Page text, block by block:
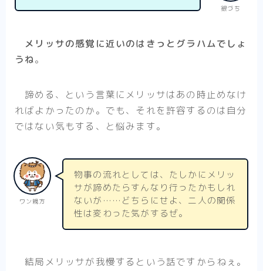
銀づち
メリッサの感覚に近いのはきっとグラハムでしょ
うね。
諦める、という言葉にメリッサはあの時止めなけ
ればよかったのか。でも、それを許容するのは自分
ではない気もする、と悩みます。
ワン親方
物事の流れとしては、たしかにメリッ
サが諦めたらすんなり行ったかもしれ
ないが……どちらにせよ、二人の関係
性は変わった気がするぜ。
結局メリッサが我慢するという話ですからねぇ。